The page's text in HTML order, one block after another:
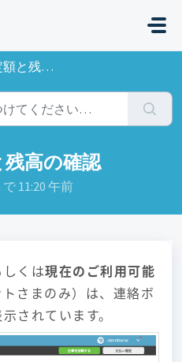
高の確認
高の確認
11:20 午前
くは現在のご利用可能
トさまのみ）は、連絡ボ
されています。